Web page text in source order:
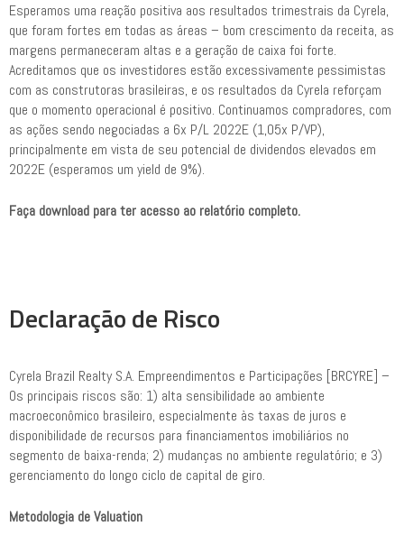
Esperamos uma reação positiva aos resultados trimestrais da Cyrela,
que foram fortes em todas as áreas – bom crescimento da receita, as
margens permaneceram altas e a geração de caixa foi forte.
Acreditamos que os investidores estão excessivamente pessimistas
com as construtoras brasileiras, e os resultados da Cyrela reforçam
que o momento operacional é positivo. Continuamos compradores, com
as ações sendo negociadas a 6x P/L 2022E (1,05x P/VP),
principalmente em vista de seu potencial de dividendos elevados em
2022E (esperamos um yield de 9%).
Faça download para ter acesso ao relatório completo.
Declaração de Risco
Cyrela Brazil Realty S.A. Empreendimentos e Participações [BRCYRE] –
Os principais riscos são: 1) alta sensibilidade ao ambiente
macroeconômico brasileiro, especialmente às taxas de juros e
disponibilidade de recursos para financiamentos imobiliários no
segmento de baixa-renda; 2) mudanças no ambiente regulatório; e 3)
gerenciamento do longo ciclo de capital de giro.
Metodologia de Valuation